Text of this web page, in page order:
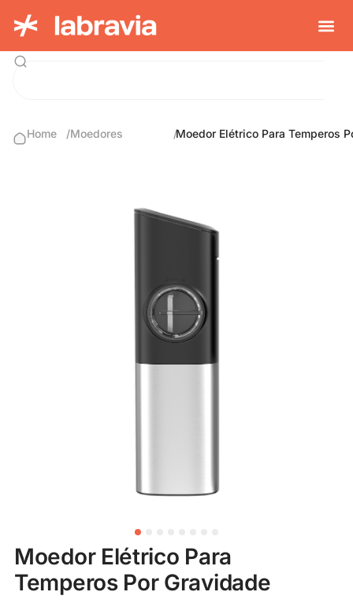
Home /Moedores /Moedor Elétrico Para Temperos
Moedor Elétrico Para
Temperos Por Gravidade